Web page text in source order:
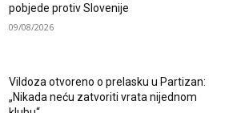
pobjede protiv Slovenije
09/08/2026
Vildoza otvoreno o prelasku u Partizan:
„Nikada neću zatvoriti vrata nijednom